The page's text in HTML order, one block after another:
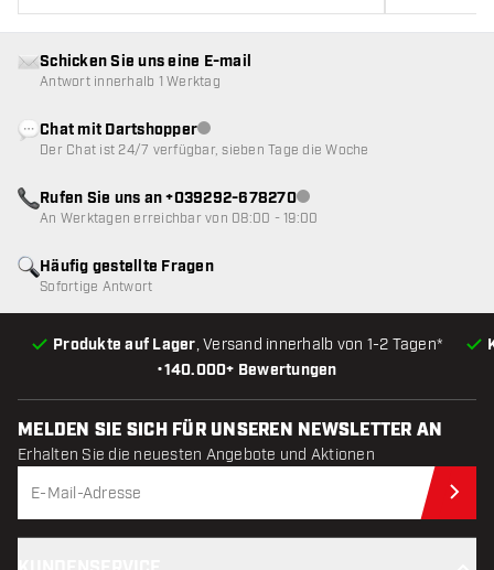
•140.000+ Bewertungen
Produkte auf Lager, Versand innerhalb von 1-2 Tagen*
Häufig gestellte Fragen
Sofortige Antwort
Schicken Sie uns eine E-mail
Antwort innerhalb 1 Werktag
Chat mit DartshopperKundenservice nicht verfügbar
Der Chat ist 24/7 verfügbar, sieben Tage die Woche
Rufen Sie uns an +039292-678270Kundenservice nicht
An Werktagen erreichbar von 08:00 - 19:00
MELDEN SIE SICH FÜR UNSEREN NEWSLETTER AN
Erhalten Sie die neuesten Angebote und Aktionen